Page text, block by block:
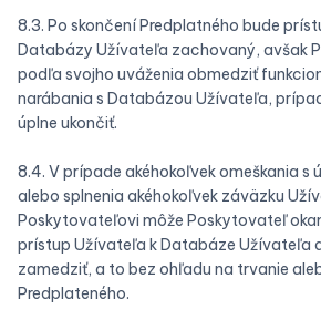
8.3. Po skončení Predplatného bude
Databázy Užívateľa zachovaný, avšak
podľa svojho uváženia obmedziť
narábania s Databázou Užívateľa,
úplne ukončiť.
8.4. V prípade akéhokoľvek omeškania s
alebo splnenia akéhokoľvek záväzku
Poskytovateľovi môže Poskytovateľ
prístup Užívateľa k Databáze Užívateľa
zamedziť, a to bez ohľadu na trvanie
Predplateného.